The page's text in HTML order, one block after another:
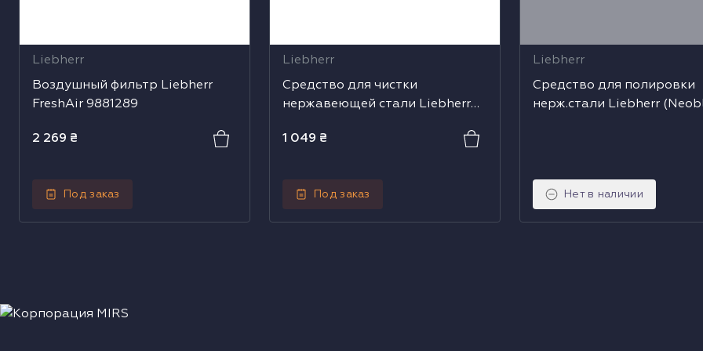
Liebherr
Воздушный фильтр Liebherr
FreshAir 9881289
2 269 ₴
Под заказ
Liebherr
Средство для чистки
нержавеющей стали Liebherr
1 049 ₴
Под заказ
Liebherr
Средство для полировки
нерж.стали Liebherr
Нет в наличии